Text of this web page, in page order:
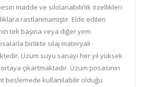
madde ve silolanabilirlik özellikleri
rastlanmamıştır. Elde edilen
tek başına veya diğer yem
birlikte silaj materyali
Üzüm suyu sanayi her yıl yüksek
çıkartmaktadır. Üzüm posasının
beslemede kullanılabilir olduğu